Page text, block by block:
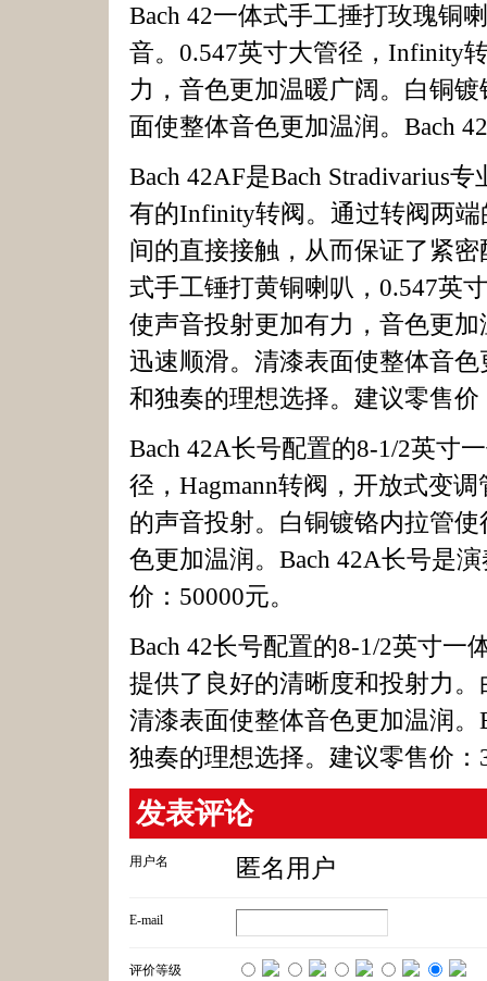
Bach 42一体式手工捶打玫瑰铜
音。0.547英寸大管径，Infinity
力，音色更加温暖广阔。白铜
面使整体音色更加温润。Bach
Bach 42AF是Bach Stradivarius
有的Infinity转阀。通过转阀两
间的直接接触，从而保证了紧
式手工锤打黄铜喇叭，0.547英
使声音投射更加有力，音色更
迅速顺滑。清漆表面使整体音
和独奏的理想选择。建议零售价
Bach 42A长号配置的8-1/2英寸
径，Hagmann转阀，开放式变
的声音投射。白铜镀铬内拉管
色更加温润。Bach 42A长号是
价：50000元。
Bach 42长号配置的8-1/2英寸一
提供了良好的清晰度和投射力
清漆表面使整体音色更加温润。
独奏的理想选择。建议零售价：
发表评论
用户名 匿名用户
E-mail
评价等级